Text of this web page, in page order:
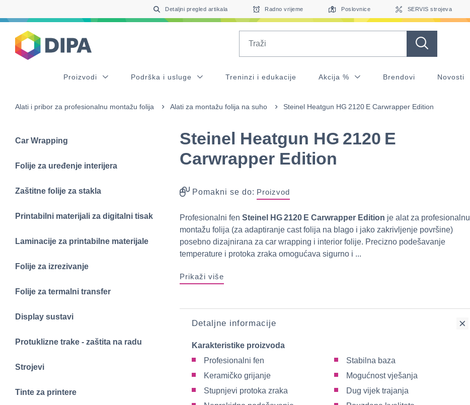
Detaljni pregled artikala Radno vrijeme Poslovnice SERVIS strojeva
Proizvodi Podrška i usluge Treninzi i edukacije Akcija % Brendovi Novosti
Alati i pribor za profesionalnu montažu folija Alati za montažu folija na suho Steinel Heatgun HG 2120 E Carwrapper Edition
Car Wrapping
Folije za uređenje interijera
Zaštitne folije za stakla
Printabilni materijali za digitalni tisak
Laminacije za printabilne materijale
Folije za izrezivanje
Folije za termalni transfer
Display sustavi
Protuklizne trake - zaštita na radu
Strojevi
Tinte za printere
Steinel Heatgun HG 2120 E
Carwrapper Edition
Pomakni se do: Proizvod
Profesionalni fen Steinel HG 2120 E Carwrapper Edition je alat za profesionalnu
montažu folija (za adaptiranje cast folija na blago i jako zakrivljenje površine)
posebno dizajnirana za car wrapping i interior folije. Precizno podešavanje
temperature i protoka zraka omogućava sigurno i ...
Prikaži više
Detaljne informacije
Karakteristike proizvoda
Profesionalni fen
Keramičko grijanje
Stupnjevi protoka zraka
Stabilna baza
Mogućnost vješanja
Dug vijek trajanja